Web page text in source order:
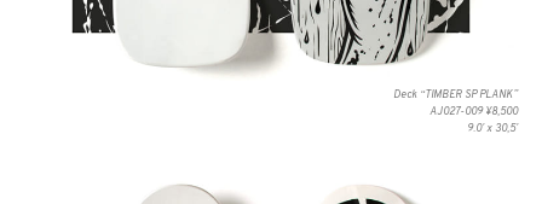
Deck “TIMBER SP PLANK”
AJ027-009 ¥8,500
9.0ʼ x 30,5ʼ